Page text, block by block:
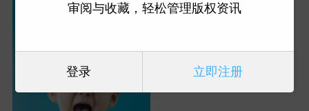
审阅与收藏，轻松管理版权资讯
登录 立即注册